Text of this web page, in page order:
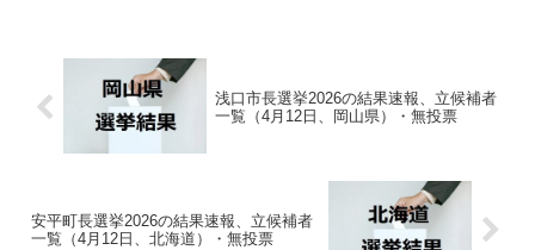
浅口市長選挙2026の結果速報、立候補者
一覧（4月12日、岡山県）・無投票
安平町長選挙2026の結果速報、立候補者
一覧（4月12日、北海道）・無投票